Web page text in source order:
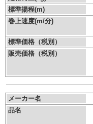
標準揚程(m)
巻上速度(m/分)
標準価格（税別）
販売価格（税別）
メーカー名
品名